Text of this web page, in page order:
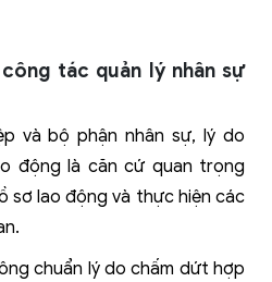
tác quản lý nhân sự
và bộ phận nhân sự, lý do
động là căn cứ quan trọng
sơ lao động và thực hiện các
chuẩn lý do chấm dứt hợp